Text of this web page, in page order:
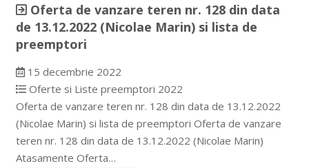
Oferta de vanzare teren nr. 128 din data
de 13.12.2022 (Nicolae Marin) si lista de
preemptori
15 decembrie 2022
Oferte si Liste preemptori 2022
Oferta de vanzare teren nr. 128 din data de 13.12.2022
(Nicolae Marin) si lista de preemptori Oferta de vanzare
teren nr. 128 din data de 13.12.2022 (Nicolae Marin)
Atasamente Oferta…